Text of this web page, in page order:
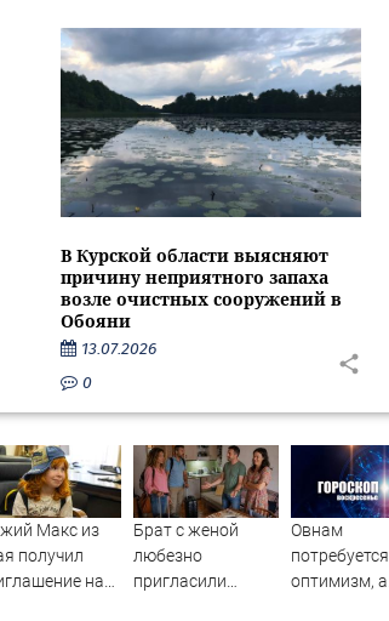
В Курской области выясняют
причину неприятного запаха
возле очистных сооружений в
Обояни
13.07.2026
0
Макс из
получил
на
Брат с женой
любезно
пригласили
Овнам
потребуется
оптимизм, а